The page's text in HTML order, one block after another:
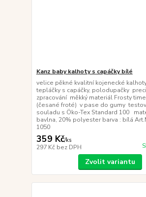
Kanz baby kalhoty s capáčky bílé
velice pěkné kvalitní kojenecké
tepláčky s capáčky, polodupačky
zpracování měkký materiál Frosty
(česané froté) v pase do gumy
souladu s Öko-Tex Standard 100
bavlna, 20% polyester barva : bílá
1050
359 Kč/ks
297 Kč bez DPH
Zvolit variantu